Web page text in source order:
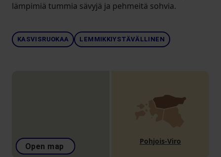
lämpimiä tummia sävyjä ja pehmeitä sohvia.
KASVISRUOKAA LEMMIKKIYSTÄVÄLLINEN
Open map
Pohjois-Viro